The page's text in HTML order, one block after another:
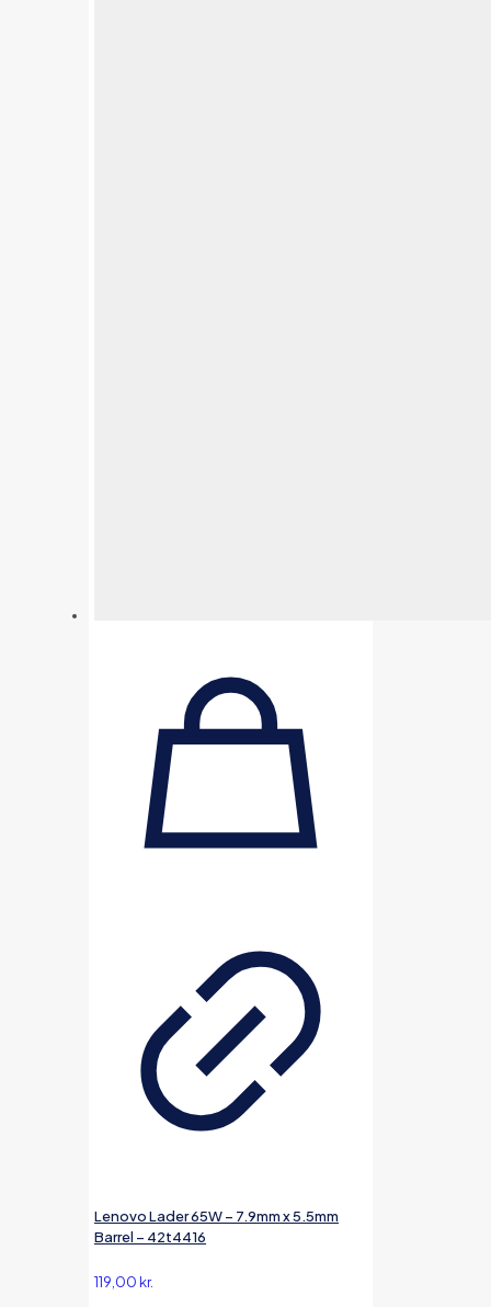
Lenovo Lader 65W – 7.9mm x 5.5mm
Barrel – 42t4416
119,00kr.